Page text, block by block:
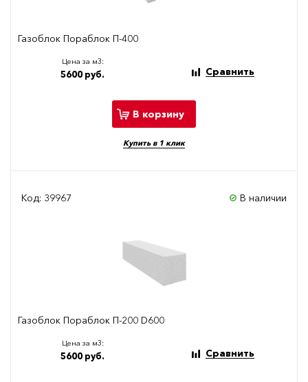
Газоблок Пораблок П-400
Цена за м3:
5600 руб. Сравнить
В корзину
Купить в 1 клик
Код: 39967 В наличии
Газоблок Пораблок П-200 D600
Цена за м3:
5600 руб. Сравнить